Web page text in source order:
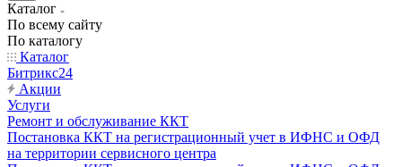
Каталог
По всему сайту
По каталогу
Каталог
Битрикс24
Акции
Услуги
Ремонт и обслуживание ККТ
Постановка ККТ на регистрационный учет в ИФНС и ОФД
на территории сервисного центра